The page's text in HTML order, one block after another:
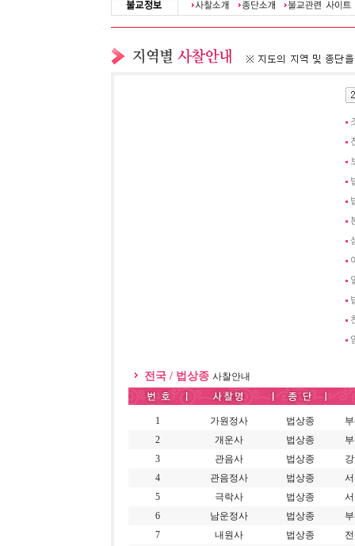
전국 / 법상종 사찰안내
1 가원정사 법상종
2
개운사 법상종
3
관음사 법상종
4
관음정사 법상종
5
극락사 법상종
6
남운정사 법상종
7
내원사 법상종